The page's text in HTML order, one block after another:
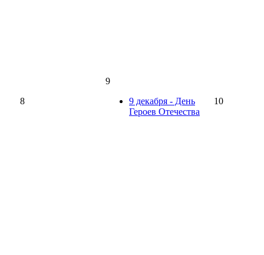
8
9
9 декабря - День
Героев Отечества
10